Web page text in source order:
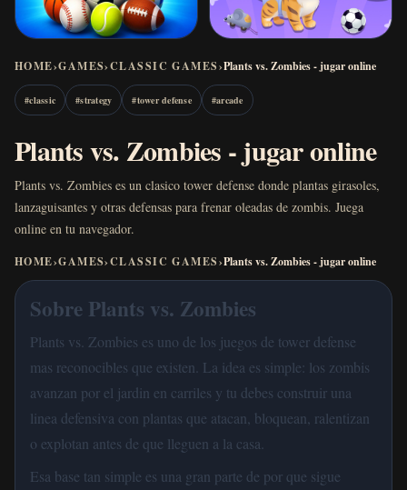
HOME›GAMES›CLASSIC GAMES›Plants vs. Zombies - jugar online
#classic #strategy #tower defense #arcade
Plants vs. Zombies - jugar online
Plants vs. Zombies es un clasico tower defense donde plantas girasoles,
lanzaguisantes y otras defensas para frenar oleadas de zombis. Juega
online en tu navegador.
HOME›GAMES›CLASSIC GAMES›Plants vs. Zombies - jugar online
Sobre Plants vs. Zombies
Plants vs. Zombies es uno de los juegos de tower defense
mas reconocibles que existen. La idea es simple: los zombis
avanzan por el jardin en carriles y tu debes construir una
linea defensiva con plantas que atacan, bloquean, ralentizan
o explotan antes de que lleguen a la casa.
Esa base tan simple es una gran parte de por que sigue